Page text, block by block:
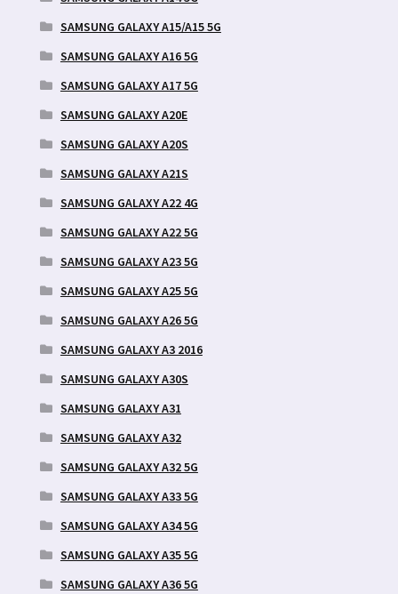
SAMSUNG GALAXY A15/A15 5G
SAMSUNG GALAXY A16 5G
SAMSUNG GALAXY A17 5G
SAMSUNG GALAXY A20E
SAMSUNG GALAXY A20S
SAMSUNG GALAXY A21S
SAMSUNG GALAXY A22 4G
SAMSUNG GALAXY A22 5G
SAMSUNG GALAXY A23 5G
SAMSUNG GALAXY A25 5G
SAMSUNG GALAXY A26 5G
SAMSUNG GALAXY A3 2016
SAMSUNG GALAXY A30S
SAMSUNG GALAXY A31
SAMSUNG GALAXY A32
SAMSUNG GALAXY A32 5G
SAMSUNG GALAXY A33 5G
SAMSUNG GALAXY A34 5G
SAMSUNG GALAXY A35 5G
SAMSUNG GALAXY A36 5G